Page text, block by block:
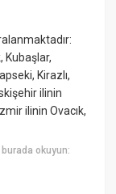
Kubaşlar,
Kirazlı,
ilinin
ilinin Ovacık,
burada okuyun: